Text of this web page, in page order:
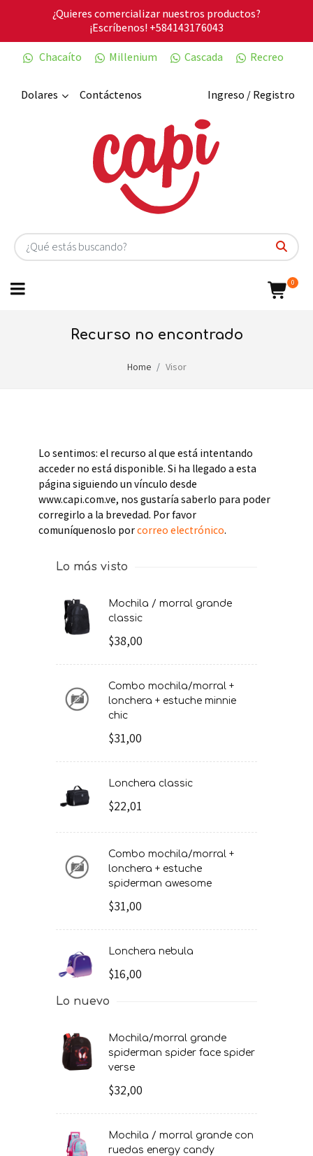
¿Quieres comercializar nuestros productos?
¡Escríbenos!+584143176043
Chacaíto
Millenium Cascada Recreo
Dolares Ingreso / Registro
Contáctenos
0
recurso no encontrado
Home Visor
Lo sentimos: el recurso al que está intentando
acceder no está disponible. Si ha llegado a esta
página siguiendo un vínculo desde
www.capi.com.ve, nos gustaría saberlo para poder
corregirlo a la brevedad. Por favor
comuníquenoslo porcorreo electrónico.
Lo más visto
mochila / morral grande
classic
$38,00
combo mochila/morral +
lonchera + estuche minnie
chic
$31,00
lonchera classic
$22,01
combo mochila/morral +
lonchera + estuche
spiderman awesome
$31,00
lonchera nebula
$16,00
Lo nuevo
mochila/morral grande
spiderman spider face spider
verse
$32,00
mochila / morral grande con
ruedas energy candy